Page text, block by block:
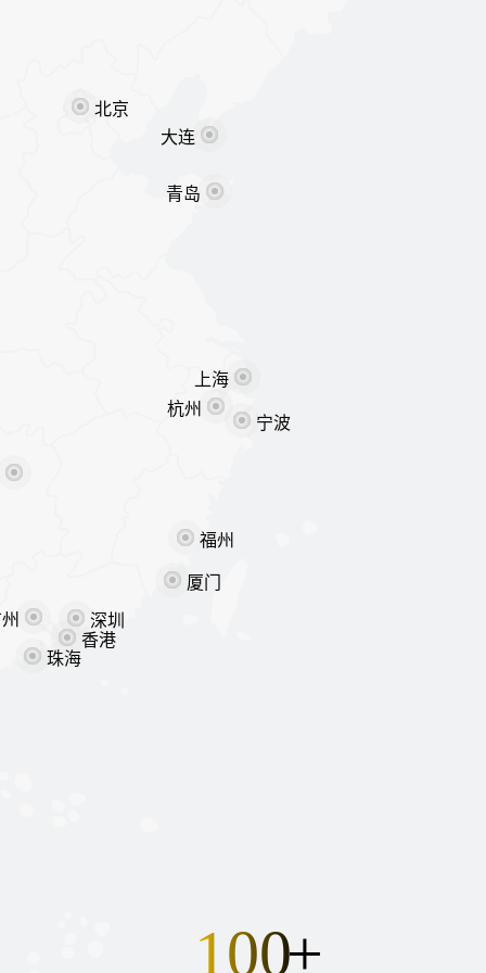
100
珠海
香港
深圳
福州
厦门
杭州
宁波
北京
上海
大连
青岛